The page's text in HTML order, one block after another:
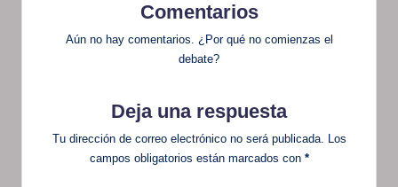
Comentarios
Aún no hay comentarios. ¿Por qué no comienzas el
debate?
Deja una respuesta
Tu dirección de correo electrónico no será publicada.
Los
campos obligatorios están marcados con *